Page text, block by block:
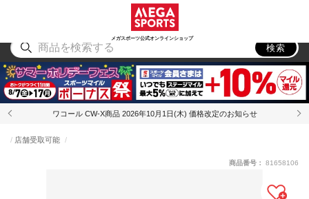
メガスポーツ公式オンラインショップ
アウトドア
検索
ワコール CW-X商品 2026年10月1日(木) 価格改定のお知らせ
店舗受取可能
商品番号： 81658106